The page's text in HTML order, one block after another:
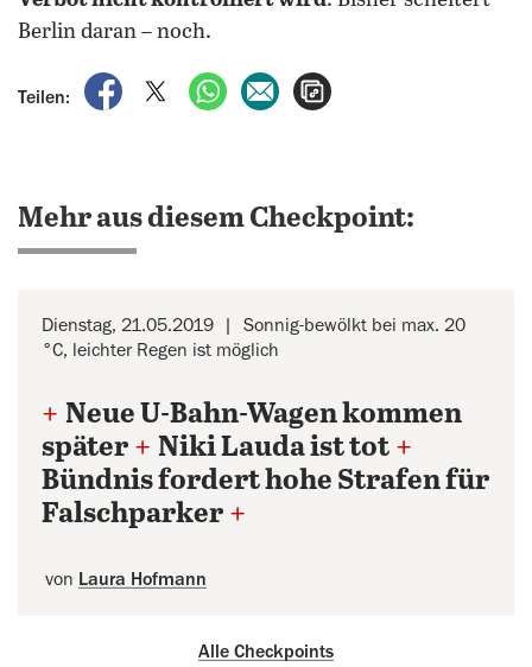
Berlin daran – noch.
Teilen:
auf Facebook teilen
auf X teilenper WhatsApp teilen
per E-Mail teilen
Mehr aus diesem Checkpoint:
Dienstag, 21.05.2019
Sonnig-bewölkt bei max. 20
°C, leichter Regen ist möglich
+ Neue U-Bahn-Wagen kommen
später + Niki Lauda ist tot +
Bündnis fordert hohe Strafen für
Falschparker +
von Laura Hofmann
Alle Checkpoints